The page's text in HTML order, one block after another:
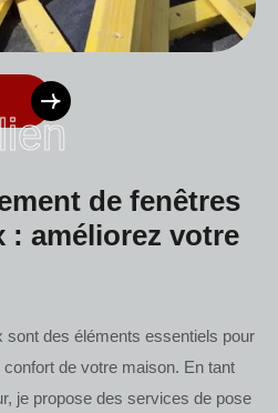
de fenêtres
: améliorez votre
sont des éléments essentiels pour
de votre maison. En tant
je propose des services de pose